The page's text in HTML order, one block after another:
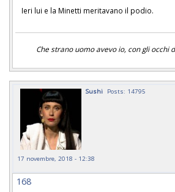
Ieri lui e la Minetti meritavano il podio.
Che strano uomo avevo io, con gli occhi
Sushi Posts: 14795
17 novembre, 2018 - 12:38
168